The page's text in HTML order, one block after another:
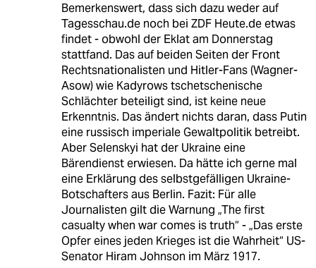
Bemerkenswert, dass sich dazu weder auf
Tagesschau.de noch bei ZDF Heute.de etwas
findet - obwohl der Eklat am Donnerstag
stattfand. Das auf beiden Seiten der Front
Rechtsnationalisten und Hitler-Fans (Wagner-
Asow) wie Kadyrows tschetschenische
Schlächter beteiligt sind, ist keine neue
Erkenntnis. Das ändert nichts daran, dass Putin
eine russisch imperiale Gewaltpolitik betreibt.
Aber Selenskyi hat der Ukraine eine
Bärendienst erwiesen. Da hätte ich gerne mal
eine Erklärung des selbstgefälligen Ukraine-
Botschafters aus Berlin. Fazit: Für alle
Journalisten gilt die Warnung „The first
casualty when war comes is truth“ - „Das erste
Opfer eines jeden Krieges ist die Wahrheit“ US-
Senator Hiram Johnson im März 1917.